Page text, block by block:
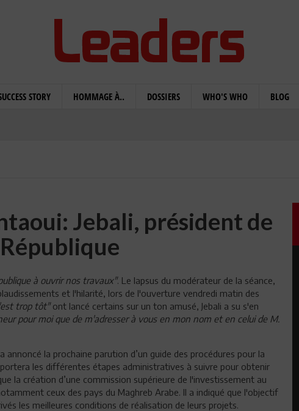
STORY HOMMAGE À.. DOSSIERS WHO'S WHO BLOG
Jebali, président de
à ouvrir nos travaux". Le lapsus du modérateur de la séance,
et l'hilarité, lors de l'ouverture vendredi matin des
trop tôt"ont lancé certains sur un ton amusé, Jebali a su s'en
pour moi que de m'adresser à vous en mon nom et en celui de M.
la prochaine parution d’un guide des procédures pour la
les différentes étapes administratives à suivre pour obtenir
la création d’une commission supérieure de l'investissement au
ceux des pays du Maghreb Arabe. Il a indiqué que l'objectif
les meilleures conditions de réalisation de leurs projets.